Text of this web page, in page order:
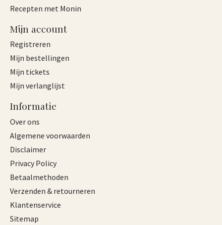
Recepten met Monin
Mijn account
Registreren
Mijn bestellingen
Mijn tickets
Mijn verlanglijst
Informatie
Over ons
Algemene voorwaarden
Disclaimer
Privacy Policy
Betaalmethoden
Verzenden & retourneren
Klantenservice
Sitemap